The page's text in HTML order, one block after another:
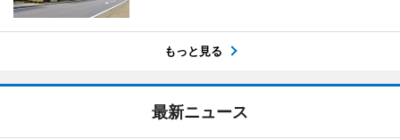
もっと見る
最新ニュース